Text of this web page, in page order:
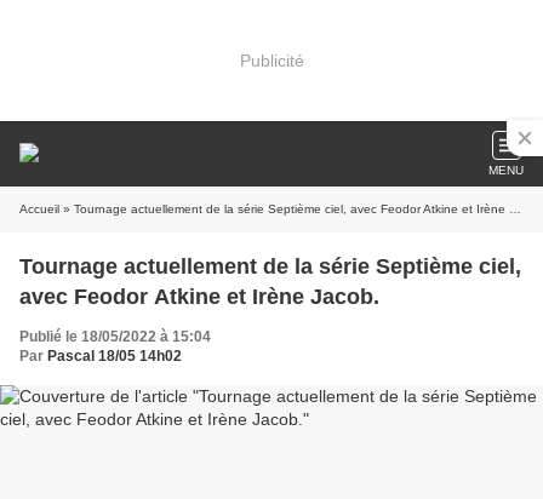
Publicité
MENU
Accueil » Tournage actuellement de la série Septième ciel, avec Feodor Atkine et Irène Jacob.
Tournage actuellement de la série Septième ciel,
avec Feodor Atkine et Irène Jacob.
Publié le 18/05/2022 à 15:04
Par Pascal 18/05 14h02